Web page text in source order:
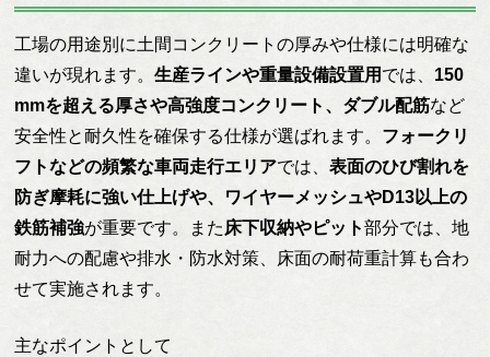
工場の用途別に土間コンクリートの厚みや仕様には明確な
違いが現れます。生産ラインや重量設備設置用 では、 150
mmを超える厚さや高強度コンクリート、ダブル配筋など
安全性と耐久性を確保する仕様が選ばれます。 フォークリ
フトなどの頻繁な車両走行エリアでは、表面のひび割れを
防ぎ摩耗に強い仕上げや、ワイヤーメッシュやD13以上の
鉄筋補強が重要です。また 床下収納やピット部分では、地
耐力への配慮や排水・防水対策、床面の耐荷重計算も合わ
せて実施されます。
主なポイントとして